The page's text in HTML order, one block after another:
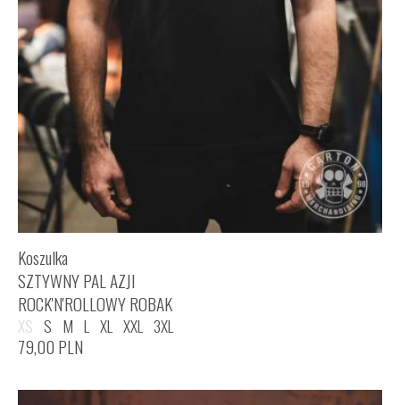
Koszulka
SZTYWNY PAL AZJI
ROCK'N'ROLLOWY ROBAK
XS S M L XL XXL 3XL
79,00 PLN